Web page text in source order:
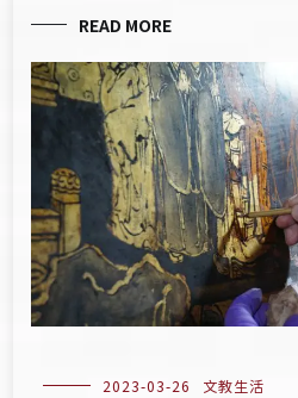
READ MORE
2023-03-26 文教生活